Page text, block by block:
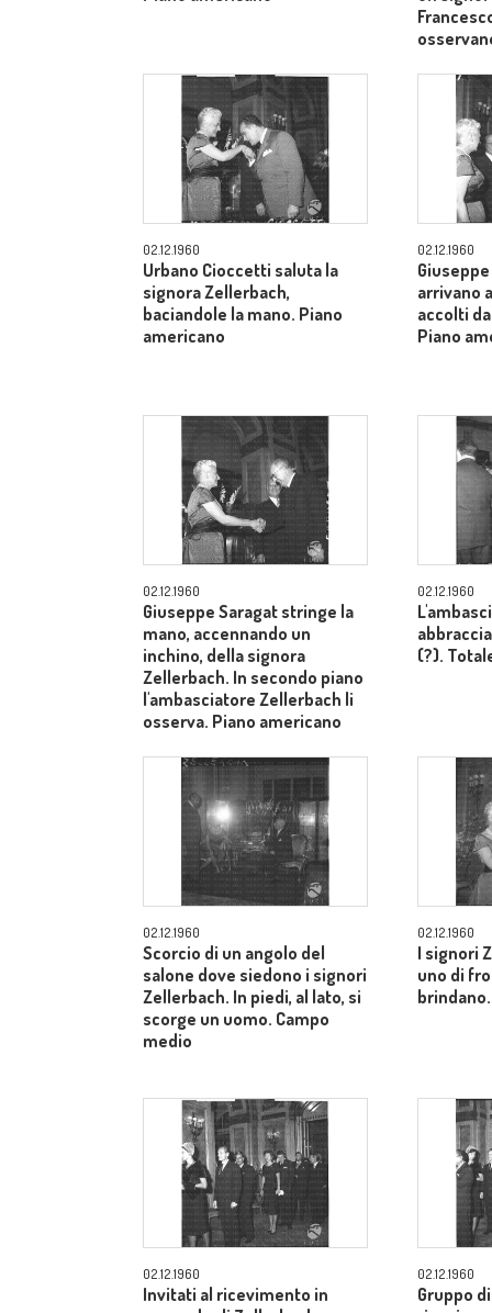
02.12.1960
Urbano Cioccetti saluta la
signora Zellerbach,
baciandole la mano. Piano
americano
02.12.1960
arrivano
accolti
Piano
02.12.1960
Giuseppe Saragat stringe la
mano, accennando un
inchino, della signora
Zellerbach. In secondo piano
l'ambasciatore Zellerbach li
osserva. Piano americano
02.12.1960
(?).
02.12.1960
Scorcio di un angolo del
salone dove siedono i signori
Zellerbach. In piedi, al lato, si
scorge un uomo. Campo
medio
02.12.1960
I signori
uno di
02.12.1960
Invitati al ricevimento in
02.12.1960
Gruppo